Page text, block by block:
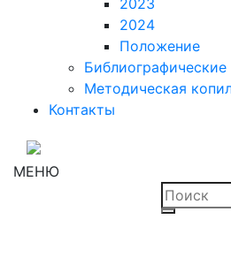
2023
2024
Положение
Библиографические
Методическая
Контакты
МЕНЮ